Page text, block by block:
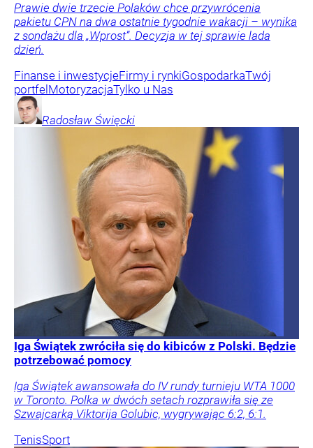
Prawie dwie trzecie Polaków chce przywrócenia
pakietu CPN na dwa ostatnie tygodnie wakacji – wynika
z sondażu dla „Wprost”. Decyzja w tej sprawie lada
dzień.
Finanse i inwestycjeFirmy i rynkiGospodarkaTwój
portfel MotoryzacjaTylko u Nas
Radosław Święcki
Iga Świątek zwróciła się do kibiców z Polski. Będzie
potrzebować pomocy
Iga Świątek awansowała do IV rundy turnieju WTA 1000
w Toronto. Polka w dwóch setach rozprawiła się ze
Szwajcarką Viktorija Golubic, wygrywając 6:2, 6:1.
TenisSport